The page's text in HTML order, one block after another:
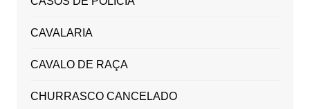
CAVALARIA
CAVALO DE RAÇA
CHURRASCO CANCELADO